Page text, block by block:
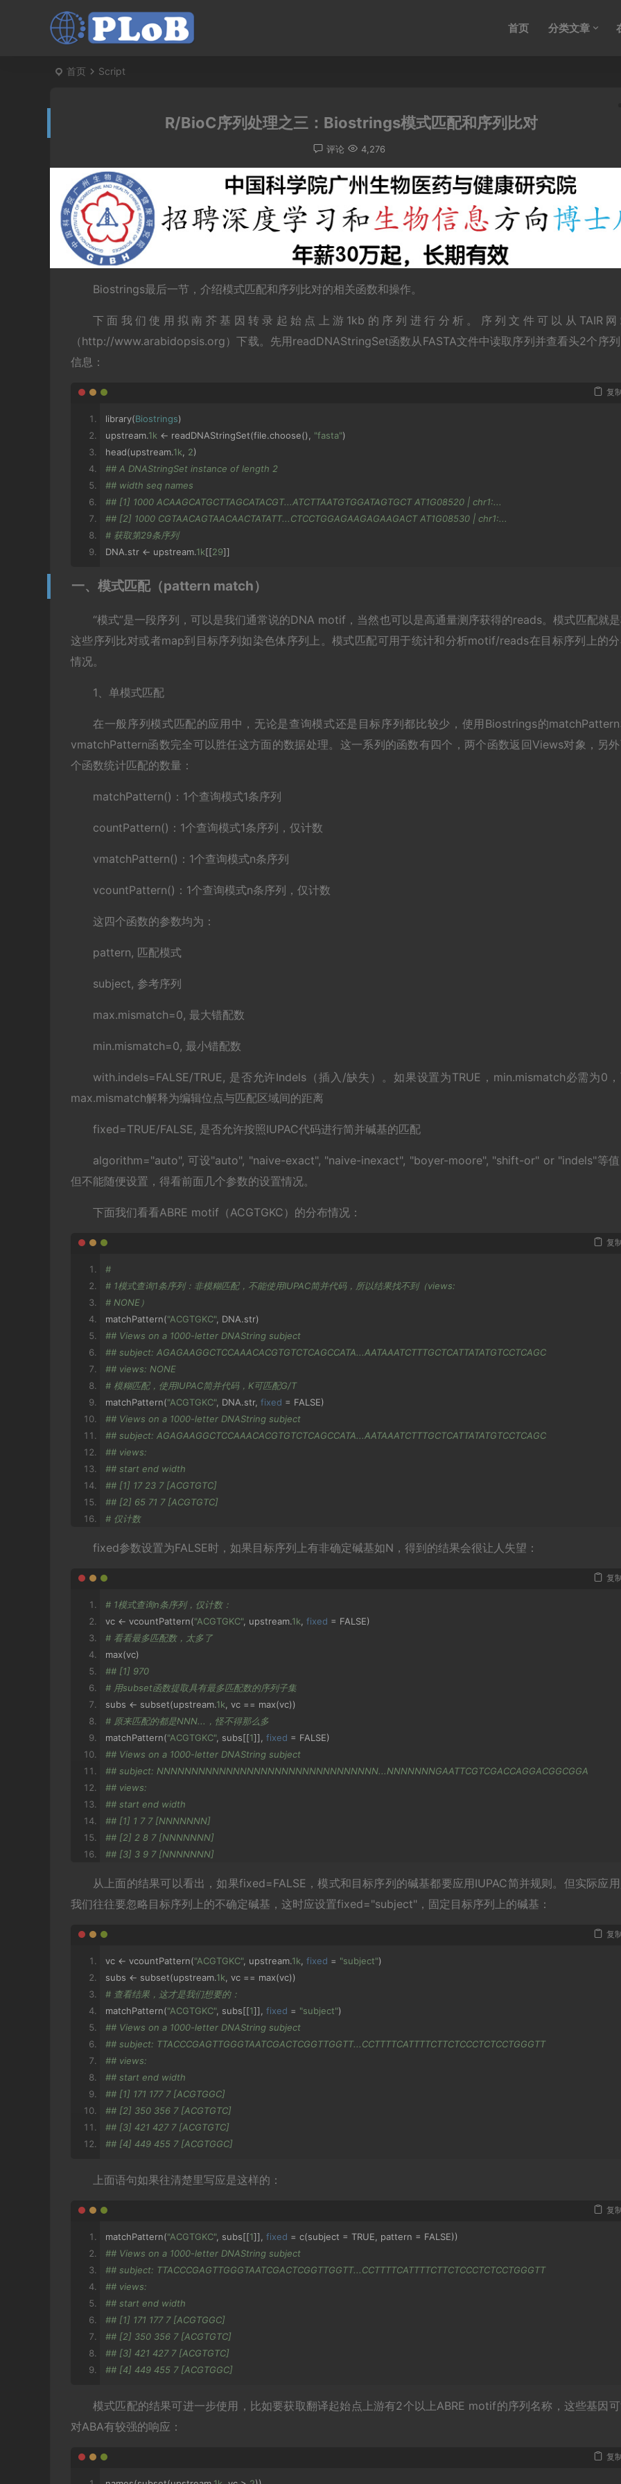
首页 分类文章
首页 Script
R/BioC序列处理之三：Biostrings模式匹配和序列比对
评论 4,276
Biostrings最后一节，介绍模式匹配和序列比对的相关函数和操作。
下面我们使用拟南芥基因转录起始点上游1kb的序列进行分析。序列文件可以从TAIR网
（http://www.arabidopsis.org）下载。先用readDNAStringSet函数从FASTA文件中读取序列并查看头2个序
信息：
复
library(Biostrings)
upstream.1k <- readDNAStringSet(file.choose(), "fasta")
head(upstream.1k 2)
## A DNAStringSet instance of length 2
## width seq names
## [1] 1000 ACAAGCATGCTTAGCATACGT...ATCTTAATGTGGATAGTGCT AT1G08520 | chr1:...
## [2] 1000 CGTAACAGTAACAACTATATT...CTCCTGGAGAAGAGAAGACT AT1G08530 | chr1:...
# 获取第29条序列
DNA.str <- upstream.1k[[29]]
一、模式匹配（pattern match）
“模式”是一段序列，可以是我们通常说的DNA motif，当然也可以是高通量测序获得的reads。模式匹配就
这些序列比对或者map到目标序列如染色体序列上。模式匹配可用于统计和分析motif/reads在目标序列上的
情况。
1、单模式匹配
在一般序列模式匹配的应用中，无论是查询模式还是目标序列都比较少，使用Biostrings的
vmatchPattern函数完全可以胜任这方面的数据处理。这一系列的函数有四个，两个函数返回Views对象，另
个函数统计匹配的数量：
matchPattern()：1个查询模式1条序列
countPattern()：1个查询模式1条序列，仅计数
vmatchPattern()：1个查询模式n条序列
vcountPattern()：1个查询模式n条序列，仅计数
这四个函数的参数均为：
pattern, 匹配模式
subject, 参考序列
max.mismatch=0, 最大错配数
min.mismatch=0, 最小错配数
with.indels=FALSE/TRUE, 是否允许Indels（插入/缺失）。如果设置为TRUE，min.mismatch必需为0
max.mismatch解释为编辑位点与匹配区域间的距离
fixed=TRUE/FALSE, 是否允许按照IUPAC代码进行简并碱基的匹配
algorithm="auto", 可设"auto", "naive-exact", "naive-inexact", "boyer-moore", "shift-or" or "indels"等
但不能随便设置，得看前面几个参数的设置情况。
下面我们看看ABRE motif（ACGTGKC）的分布情况：
复
#
# 1模式查询1条序列：非模糊匹配，不能使用IUPAC简并代码，所以结果找不到（views:
# NONE）
matchPattern("ACGTGKC", DNA.str)
## Views on a 1000-letter DNAString subject
## subject: AGAGAAGGCTCCAAACACGTGTCTCAGCCATA...AATAAATCTTTGCTCATTATATGTCCTCAGC
## views: NONE
# 模糊匹配，使用IUPAC简并代码，K可匹配G/T
matchPattern("ACGTGKC", DNA.str, fixed = FALSE)
## Views on a 1000-letter DNAString subject
## subject: AGAGAAGGCTCCAAACACGTGTCTCAGCCATA...AATAAATCTTTGCTCATTATATGTCCTCAGC
## views:
## start end width
## [1] 17 23 7 [ACGTGTC]
## [2] 65 71 7 [ACGTGTC]
# 仅计数
## [1] 2
fixed参数设置为FALSE时，如果目标序列上有非确定碱基如N，得到的结果会很让人失望：
复
# 1模式查询n条序列，仅计数：
vc <- vcountPattern("ACGTGKC", upstream.1k fixed = FALSE)
# 看看最多匹配数，太多了
max(vc)
## [1] 970
# 用subset函数提取具有最多匹配数的序列子集
subs <- subset(upstream.1k vc == max(vc))
# 原来匹配的都是NNN...，怪不得那么多
matchPattern("ACGTGKC", subs[[1]], fixed = FALSE)
## Views on a 1000-letter DNAString subject
## subject: NNNNNNNNNNNNNNNNNNNNNNNNNNNNNNNN...NNNNNNNGAATTCGTCGACCAGGACGGCGGA
## views:
## start end width
## [1] 1 7 7 [NNNNNNN]
## [2] 2 8 7 [NNNNNNN]
## [3] 3 9 7 [NNNNNNN]
## [5] 5 11 7 [NNNNNNN]
## [6] 6 12 7 [NNNNNNN]
## [8] 8 14 7 [NNNNNNN]
从上面的结果可以看出，如果fixed=FALSE，模式和目标序列的碱基都要应用IUPAC简并规则。但实际应
我们往往要忽略目标序列上的不确定碱基，这时应设置fixed="subject"，固定目标序列上的碱基：
复
vc <- vcountPattern("ACGTGKC", upstream.1k fixed = "subject")
subs <- subset(upstream.1k vc == max(vc))
# 查看结果，这才是我们想要的：
matchPattern("ACGTGKC", subs[[1]], fixed = "subject")
## Views on a 1000-letter DNAString subject
## subject: TTACCCGAGTTGGGTAATCGACTCGGTTGGTT...CCTTTTCATTTTCTTCTCCCTCTCCTGGGTT
## views:
## start end width
## [1] 171 177 7 [ACGTGGC]
## [2] 350 356 7 [ACGTGTC]
## [3] 421 427 7 [ACGTGTC]
## [4] 449 455 7 [ACGTGGC]
上面语句如果往清楚里写应是这样的：
复
matchPattern("ACGTGKC", subs[[1]], fixed = c(subject = TRUE pattern = FALSE))
## Views on a 1000-letter DNAString subject
## subject: TTACCCGAGTTGGGTAATCGACTCGGTTGGTT...CCTTTTCATTTTCTTCTCCCTCTCCTGGGTT
## views:
## start end width
## [1] 171 177 7 [ACGTGGC]
## [2] 350 356 7 [ACGTGTC]
## [3] 421 427 7 [ACGTGTC]
## [4] 449 455 7 [ACGTGGC]
模式匹配的结果可进一步使用，比如要获取翻译起始点上游有2个以上ABRE motif的序列名称，这些基因
对ABA有较强的响应：
复